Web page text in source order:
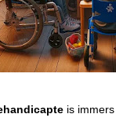
is